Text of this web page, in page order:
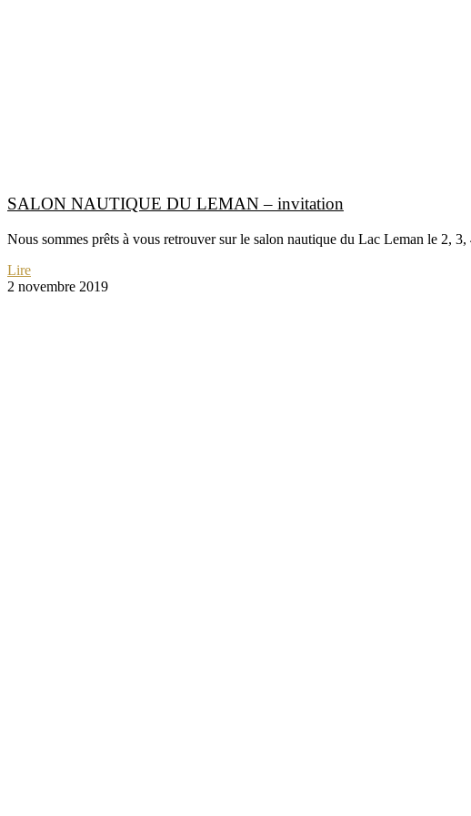
SALON NAUTIQUE DU LEMAN – invitation
Nous sommes prêts à vous retrouver sur le salon nautique du Lac Leman le 2,
Lire
2 novembre 2019